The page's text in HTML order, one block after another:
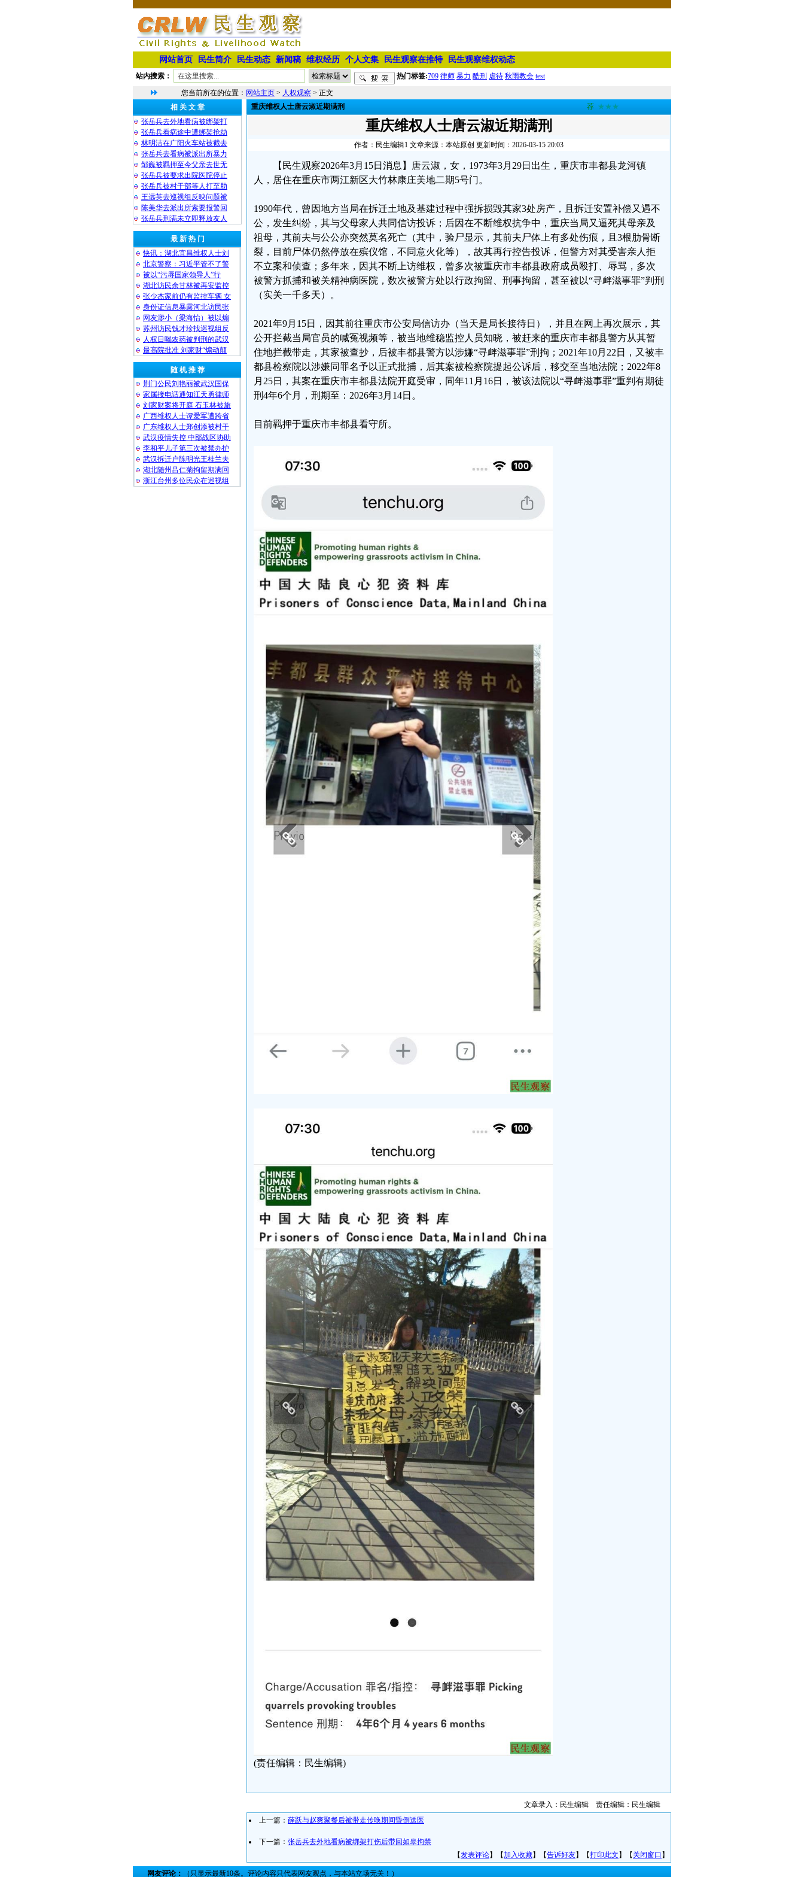
网站首页 民生简介 民生动态 新闻稿 维权经历 个人文集 民生观察在推特 民生观察维权动态
站内搜索： 热门标签:709 律师 暴力 酷刑 虐待 秋雨教会 test
您当前所在的位置： 网站主页 > 人权观察 > 正文
相 关 文 章
张岳兵去外地看病被绑架打
张岳兵看病途中遭绑架抢劫
林明洁在广阳火车站被截去
张岳兵去看病被派出所暴力
邹巍被羁押至今父亲去世无
张岳兵被要求出院医院停止
张岳兵被村干部等人打至肋
王远英去巡视组反映问题被
陈美华去派出所索要报警回
张岳兵刑满未立即释放友人
最 新 热 门
快讯：湖北宜昌维权人士刘
北京警察：习近平管不了警
被以“污辱国家领导人”行
湖北访民余甘林被再安监控
张少杰家前仍有监控车辆 女
身份证信息暴露河北访民张
网友渺小（梁海怡）被以煽
苏州访民钱才珍找巡视组反
人权日喝农药被判刑的武汉
最高院批准 刘家财“煽动颠
随 机 推 荐
荆门公民刘艳丽被武汉国保
家属接电话通知江天勇律师
刘家财案将开庭 石玉林被旅
广西维权人士谭爱军遭跨省
广东维权人士郑创添被村干
武汉疫情失控 中部战区协助
李和平儿子第三次被禁办护
武汉拆迁户陈明光王桂兰夫
湖北随州吕仁菊拘留期满回
浙江台州多位民众在巡视组
重庆维权人士唐云淑近期满刑 荐 ★★★
重庆维权人士唐云淑近期满刑
作者：民生编辑1 文章来源：本站原创 更新时间：2026-03-15 20:03
【民生观察2026年3月15日消息】唐云淑，女，1973年3月29日出生，重庆市丰都县龙河镇
人，居住在重庆市两江新区大竹林康庄美地二期5号门。
1990年代，曾因地方当局在拆迁土地及基建过程中强拆损毁其家3处房产，且拆迁安置补偿又遇不
公，发生纠纷，其与父母家人共同信访投诉；后因在不断维权抗争中，重庆当局又逼死其母亲及
祖母，其前夫与公公亦突然莫名死亡（其中，验尸显示，其前夫尸体上有多处伤痕，且3根肋骨断
裂，目前尸体仍然停放在殡仪馆，不同意火化等），故其再行控告投诉，但警方对其受害亲人拒
不立案和侦查；多年来，因其不断上访维权，曾多次被重庆市丰都县政府成员殴打、辱骂，多次
被警方抓捕和被关精神病医院，数次被警方处以行政拘留、刑事拘留，甚至被以“寻衅滋事罪”判刑
（实关一千多天）。
2021年9月15日，因其前往重庆市公安局信访办（当天是局长接待日），并且在网上再次展示，其
公开拦截当局官员的喊冤视频等，被当地维稳监控人员知晓，被赶来的重庆市丰都县警方从其暂
住地拦截带走，其家被查抄，后被丰都县警方以涉嫌“寻衅滋事罪”刑拘；2021年10月22日，又被丰
都县检察院以涉嫌同罪名予以正式批捕，后其案被检察院提起公诉后，移交至当地法院；2022年8
月25日，其案在重庆市丰都县法院开庭受审，同年11月16日，被该法院以“寻衅滋事罪”重判有期徒
刑4年6个月，刑期至：2026年3月14日。
目前羁押于重庆市丰都县看守所。
(责任编辑：民生编辑)
文章录入：民生编辑 责任编辑：民生编辑
上一篇： 薛跃与赵爽聚餐后被带走传唤期间昏倒送医
下一篇： 张岳兵去外地看病被绑架打伤后带回如皋拘禁
【发表评论】【加入收藏】【告诉好友】【打印此文 】【 关闭窗口 】
网友评论： （只显示最新10条。评论内容只代表网友观点，与本站立场无关！）